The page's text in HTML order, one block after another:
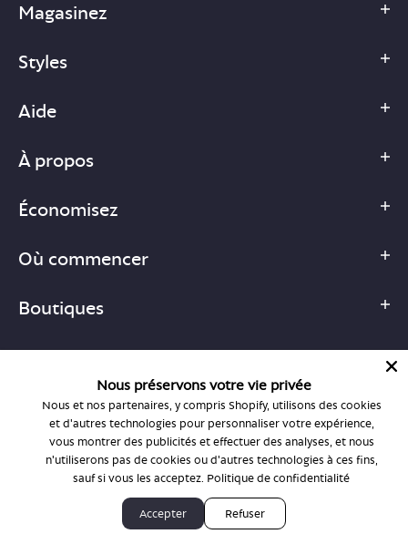
Magasinez
Styles
Aide
À propos
Économisez
Où commencer
Boutiques
1-877-755-6659
support@bonlook.com
© BonLook 2026, exploité par BonLook Optique et BonLook BC.
Dr Frédéric Marchand, optométriste.
Nous préservons votre vie privée
Nous et nos partenaires, y compris Shopify, utilisons des cookies
et d'autres technologies pour personnaliser votre expérience,
vous montrer des publicités et effectuer des analyses, et nous
n'utiliserons pas de cookies ou d'autres technologies à ces fins,
sauf si vous les acceptez. Politique de confidentialité
Accepter Refuser